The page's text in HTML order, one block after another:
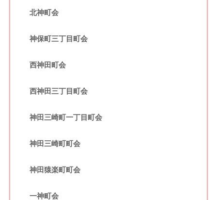
北神町会
神保町三丁目町会
西神田町会
西神田三丁目町会
神田三崎町一丁目町会
神田三崎町町会
神田猿楽町町会
一神町会